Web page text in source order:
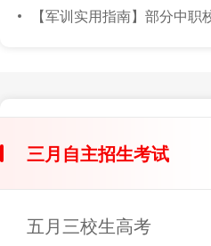
【军训实用指南】部分中职校已发布军训安排！军训倒计时～上海中职新生
三月自主招生考试
五月三校生高考